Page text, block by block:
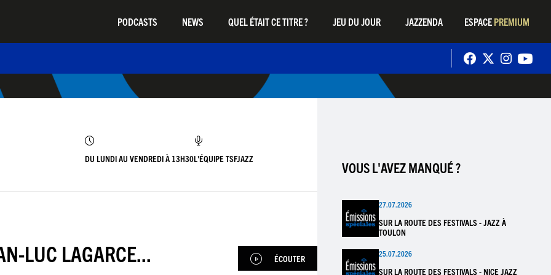
PODCASTS NEWS QUEL ÉTAIT CE TITRE ? JEU DU JOUR JAZZENDA ESPACE PREMIUM
DU LUNDI AU VENDREDI À 13H30L'ÉQUIPE TSFJAZZ
LUC LAGARCE... ÉCOUTER
VOUS L'AVEZ MANQUÉ ?
27.07.2026
SUR LA ROUTE DES FESTIVALS - JAZZ À
TOULON
25.07.2026
SUR LA ROUTE DES FESTIVALS - NICE JAZZ